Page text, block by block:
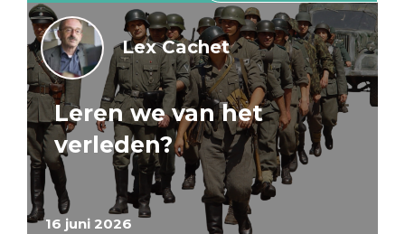
16 juni 2026
Lex Cachet
Leren we van het
verleden?